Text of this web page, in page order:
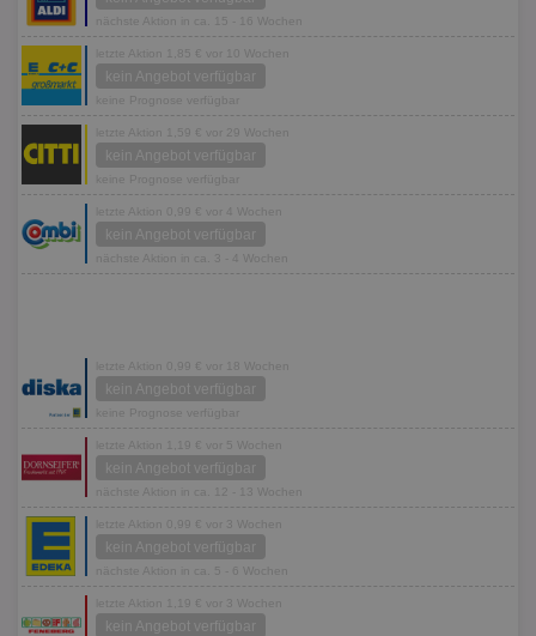
nächste Aktion in ca. 15 - 16 Wochen
letzte Aktion 1,85 € vor 10 Wochen
kein Angebot verfügbar
keine Prognose verfügbar
letzte Aktion 1,59 € vor 29 Wochen
kein Angebot verfügbar
keine Prognose verfügbar
letzte Aktion 0,99 € vor 4 Wochen
kein Angebot verfügbar
nächste Aktion in ca. 3 - 4 Wochen
letzte Aktion 0,99 € vor 18 Wochen
kein Angebot verfügbar
keine Prognose verfügbar
letzte Aktion 1,19 € vor 5 Wochen
kein Angebot verfügbar
nächste Aktion in ca. 12 - 13 Wochen
letzte Aktion 0,99 € vor 3 Wochen
kein Angebot verfügbar
nächste Aktion in ca. 5 - 6 Wochen
letzte Aktion 1,19 € vor 3 Wochen
kein Angebot verfügbar